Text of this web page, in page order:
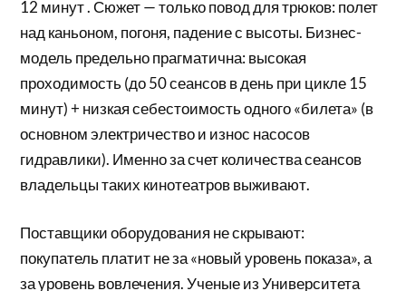
12 минут . Сюжет — только повод для трюков: полет
над каньоном, погоня, падение с высоты. Бизнес-
модель предельно прагматична: высокая
проходимость (до 50 сеансов в день при цикле 15
минут) + низкая себестоимость одного «билета» (в
основном электричество и износ насосов
гидравлики). Именно за счет количества сеансов
владельцы таких кинотеатров выживают.
Поставщики оборудования не скрывают:
покупатель платит не за «новый уровень показа», а
за уровень вовлечения. Ученые из Университета